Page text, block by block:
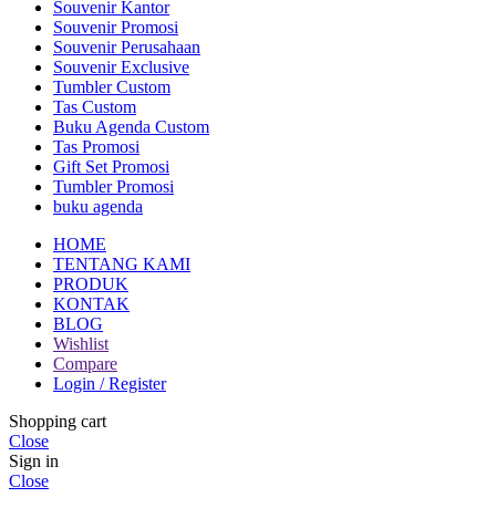
Souvenir Kantor
Souvenir Promosi
Souvenir Perusahaan
Souvenir Exclusive
Tumbler Custom
Tas Custom
Buku Agenda Custom
Tas Promosi
Gift Set Promosi
Tumbler Promosi
buku agenda
HOME
TENTANG KAMI
PRODUK
KONTAK
BLOG
Wishlist
Compare
Login / Register
Shopping cart
Close
Sign in
Close